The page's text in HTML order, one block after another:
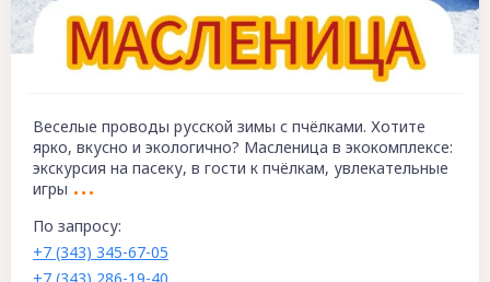
Веселые проводы русской зимы с пчёлками. Хотите
ярко, вкусно и экологично? Масленица в экокомплексе:
экскурсия на пасеку, в гости к пчёлкам, увлекательные
игры
По запросу:
+7 (343) 345-67-05
+7 (343) 286-19-40